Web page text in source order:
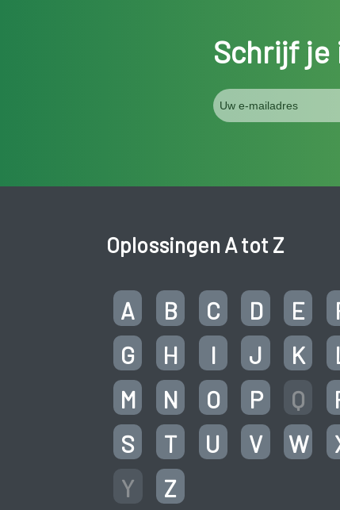
Schrijf je
Oplossingen A tot Z
A B C D E
G
H I J K
M
N O P Q
S
T U V W
Y
Z